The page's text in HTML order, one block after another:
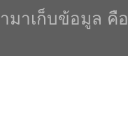
าเก็บข้อมูล คือ